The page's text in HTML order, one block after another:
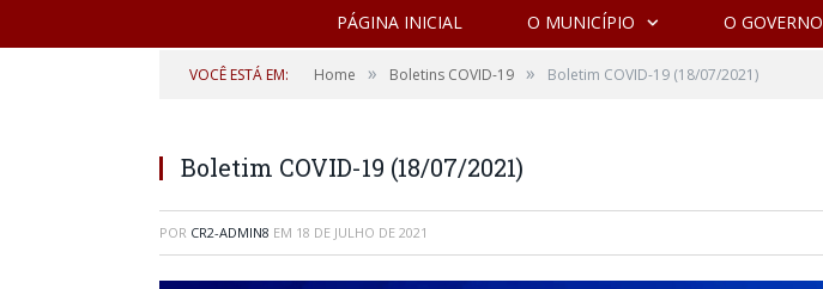
PÁGINA INICIAL O MUNICÍPIO O GOVERNO
VOCÊ ESTÁ EM: Home » Boletins COVID-19 » Boletim COVID-19 (18/07/2021)
Boletim COVID-19 (18/07/2021)
POR CR2-ADMIN8 EM 18 DE JULHO DE 2021